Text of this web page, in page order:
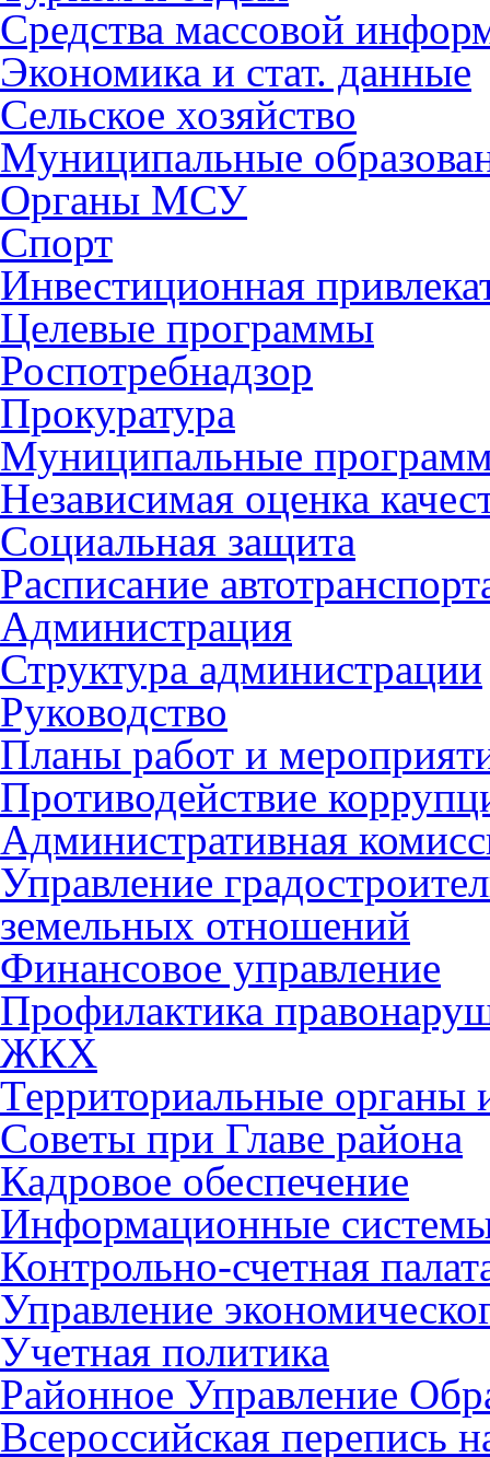
Средства массовой
Экономика и стат. данные
Сельское хозяйство
Муниципальные
Органы МСУ
Спорт
Инвестиционная
Целевые программы
Роспотребнадзор
Прокуратура
Муниципальные
Независимая оценка
Социальная защита
Расписание
Администрация
Структура администрации
Руководство
Планы работ и
Противодействие
Административная
Управление
земельных отношений
Финансовое управление
Профилактика
ЖКХ
Территориальные органы
Советы при Главе района
Кадровое обеспечение
Информационные
Контрольно-счетная
Управление
Учетная политика
Районное Управление
Всероссийская перепись